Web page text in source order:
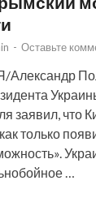
- Оставьте
заявил, что
только
…